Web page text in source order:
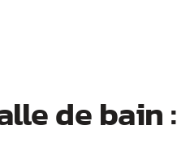
de bain :